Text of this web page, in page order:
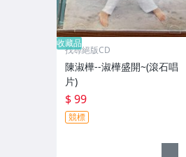
收藏品
找尋絕版CD
陳淑樺--淑樺盛開~(滾石唱
片)
$ 99
競標